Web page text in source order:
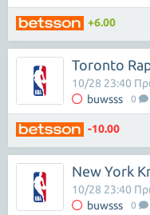
+6.00
Toronto
buwsss 0
10/28 23:40
-10.00
New York
buwsss 0
10/28 23:40